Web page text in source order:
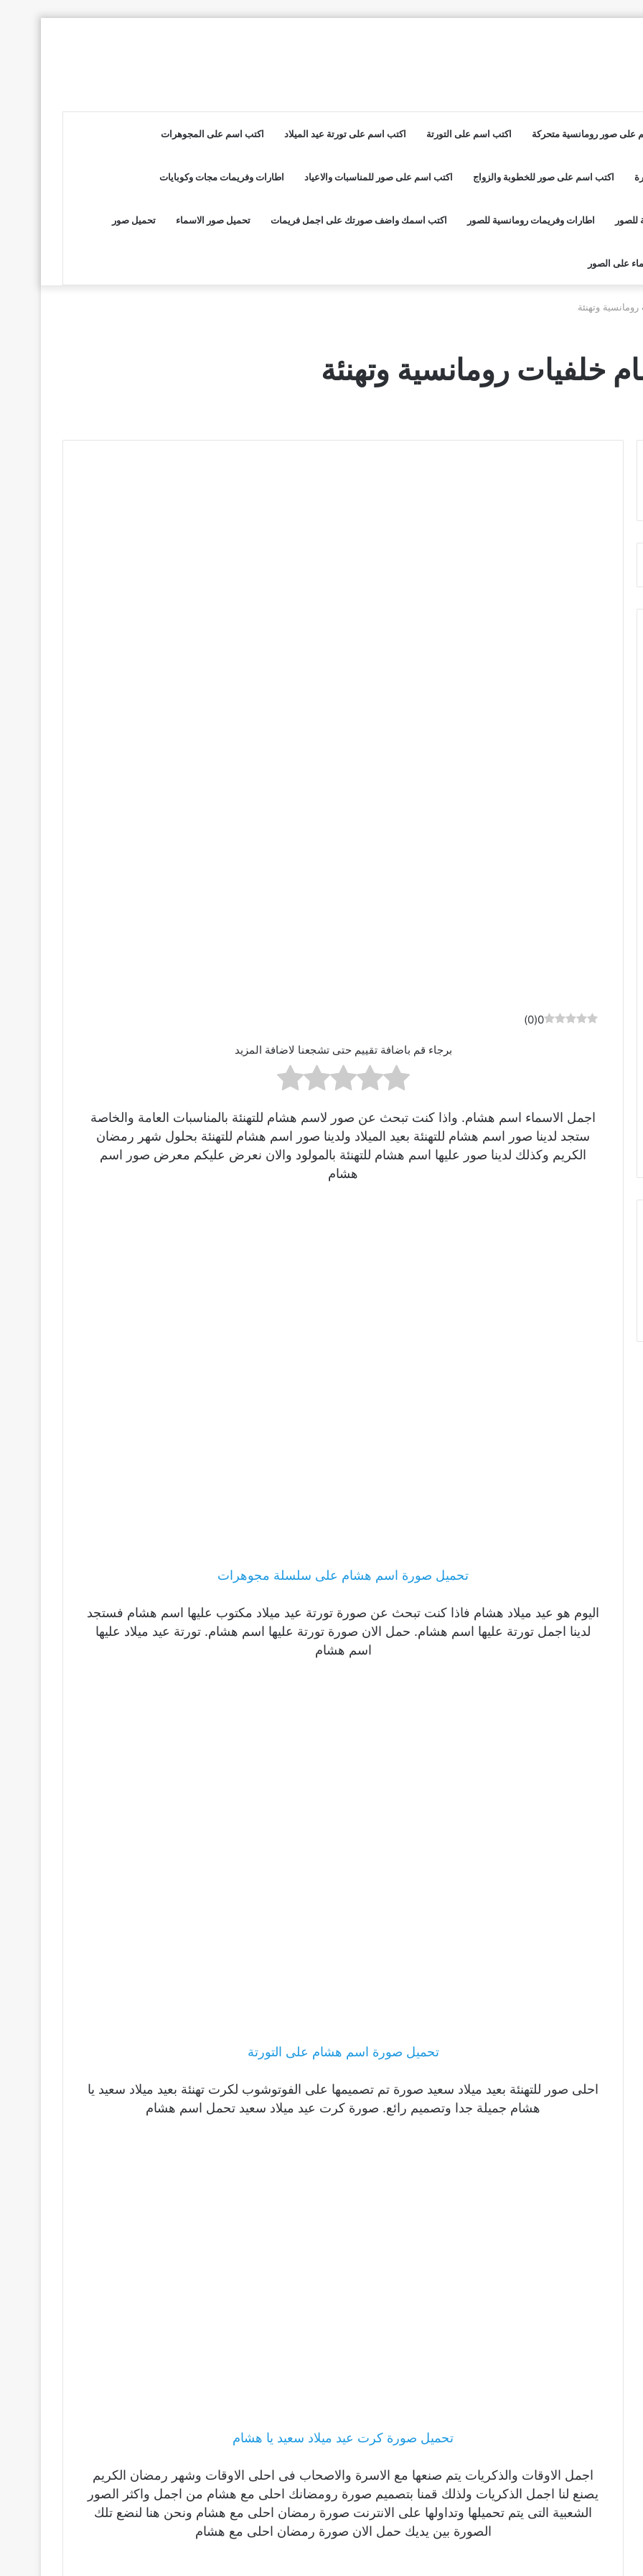
على صور رومانسية متحركة اكتب اسم على التورتة اكتب اسم على تورتة عيد الميلاد اكتب اسم على المجوهرات
اكتب اسم على صور للخطوبة والزواج اكتب اسم على صور للمناسبات والاعياد اطارات وفريمات مجات وكوبايات
للصور اطارات وفريمات رومانسية للصور اكتب اسمك واضف صورتك على اجمل فريمات تحميل صور الاسماء تحميل صور
على الصور
وتهنئة
خلفيات رومانسية وتهنئة
0
(
0
)
برجاء قم باضافة تقييم حتى تشجعنا لاضافة المزيد
اجمل الاسماء اسم هشام. واذا كنت تبحث عن صور لاسم هشام للتهنئة بالمناسبات العامة والخاصة
ستجد لدينا صور اسم هشام للتهنئة بعيد الميلاد ولدينا صور اسم هشام للتهنئة بحلول شهر رمضان
الكريم وكذلك لدينا صور عليها اسم هشام للتهنئة بالمولود والان نعرض عليكم معرض صور اسم
هشام
تحميل صورة اسم هشام على سلسلة مجوهرات
اليوم هو عيد ميلاد هشام فاذا كنت تبحث عن صورة تورتة عيد ميلاد مكتوب عليها اسم هشام فستجد
لدينا اجمل تورتة عليها اسم هشام. حمل الان صورة تورتة عليها اسم هشام. تورتة عيد ميلاد عليها
اسم هشام
تحميل صورة اسم هشام على التورتة
احلى صور للتهنئة بعيد ميلاد سعيد صورة تم تصميمها على الفوتوشوب لكرت تهنئة بعيد ميلاد سعيد يا
هشام جميلة جدا وتصميم رائع. صورة كرت عيد ميلاد سعيد تحمل اسم هشام
تحميل صورة كرت عيد ميلاد سعيد يا هشام
اجمل الاوقات والذكريات يتم صنعها مع الاسرة والاصحاب فى احلى الاوقات وشهر رمضان الكريم
يصنع لنا اجمل الذكريات ولذلك قمنا بتصميم صورة رومضانك احلى مع هشام من اجمل واكثر الصور
الشعبية التى يتم تحميلها وتداولها على الانترنت صورة رمضان احلى مع هشام ونحن هنا لنضع تلك
الصورة بين يديك حمل الان صورة رمضان احلى مع هشام